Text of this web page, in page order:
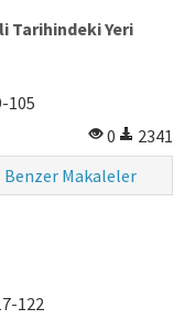
Tarihindeki Yeri
105
0
2341
Benzer Makaleler
122